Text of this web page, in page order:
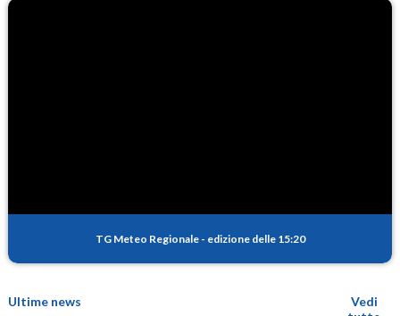
TG Meteo Regionale - edizione delle 15:20
Ultime news
Vedi